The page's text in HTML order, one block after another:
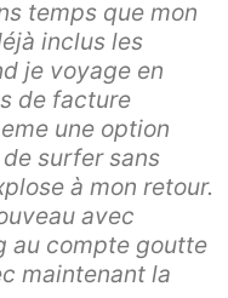
temps que mon
inclus les
je voyage en
de facture
une option
surfer sans
à mon retour.
avec
au compte goutte
maintenant la